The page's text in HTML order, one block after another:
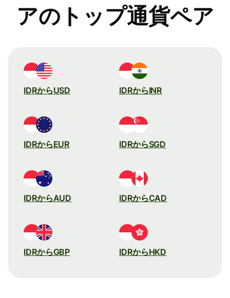
アのトップ通貨ペア
IDRからUSD IDRからINR
IDRからEUR IDRからSGD
IDRからAUD IDRからCAD
IDRからGBP IDRからHKD